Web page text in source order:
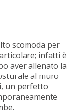
scomoda per
infatti è
aver allenato la
al muro
un perfetto